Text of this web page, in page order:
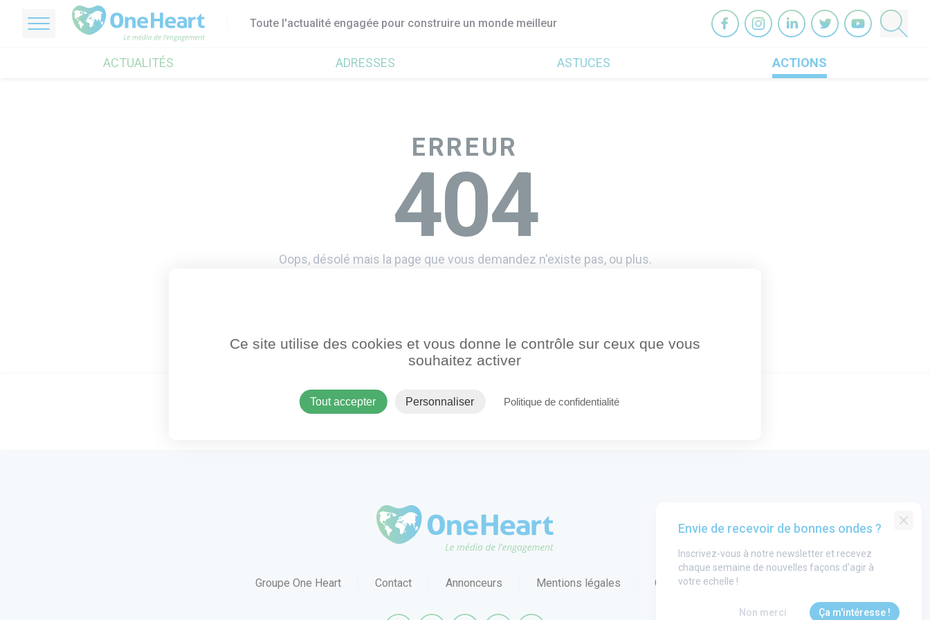
Toute l'actualité engagée pour construire un monde meilleur
ACTUALITÉS ADRESSES ASTUCES ACTIONS
ERREUR
404
Oops, désolé mais la page que vous demandez n'existe pas, ou plus.
Groupe One Heart
Contact Annonceurs Mentions légales CGU
Envie de recevoir de bonnes ondes ?
Inscrivez-vous à notre newsletter et recevez
chaque semaine de nouvelles façons d'agir à
votre echelle !
Non merci Ça m'intéresse !
Ce site utilise des cookies et vous donne le contrôle sur ceux que vous
souhaitez activer
Tout accepter Personnaliser Politique de confidentialité